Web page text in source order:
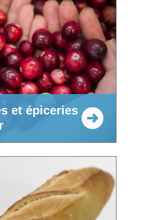
et épiceries